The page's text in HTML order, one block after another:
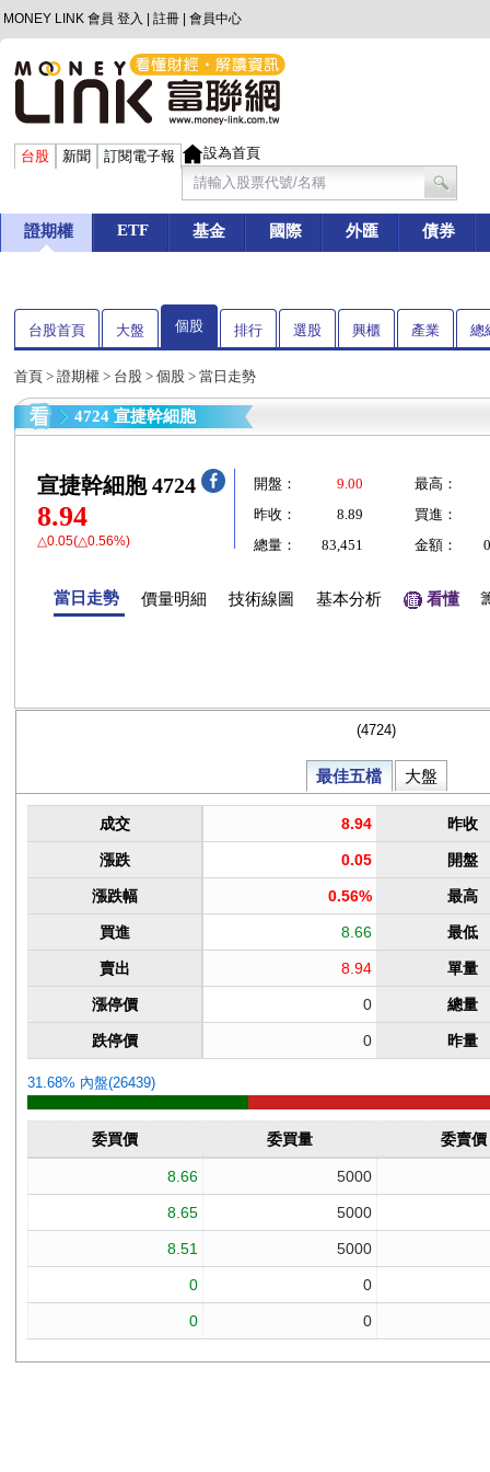
MONEY LINK 會員 登入 註冊 會員中心
台股 新聞 訂閱電子報 設為首頁
證期權 ETF 基金 國際 外匯 債券
台股首頁 大盤 個股 排行 選股 興櫃 產業 總
首頁 > 證期權 > 台股 > 個股 > 當日走勢
4724 宣捷幹細胞
宣捷幹細胞 4724
8.94
△0.05(△0.56%)
開盤： 9.00
最高：
昨收：
8.89
買進：
總量：
83,451 金額：
當日走勢 價量明細 技術線圖 基本分析 看懂